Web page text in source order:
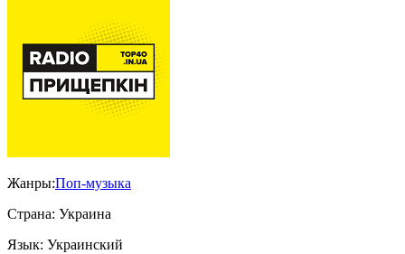
Жанры:Поп-музыка
Страна: Украина
Язык: Украинский